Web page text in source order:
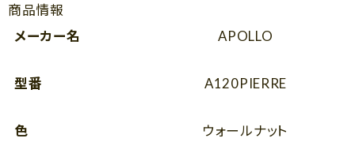
商品情報
メーカー名
APOLLO
型番 A120PIERRE
色 ウォールナット